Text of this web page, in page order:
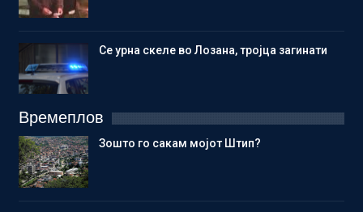
Се урна скеле во Лозана, тројца загинати
Времеплов
Зошто го сакам мојот Штип?